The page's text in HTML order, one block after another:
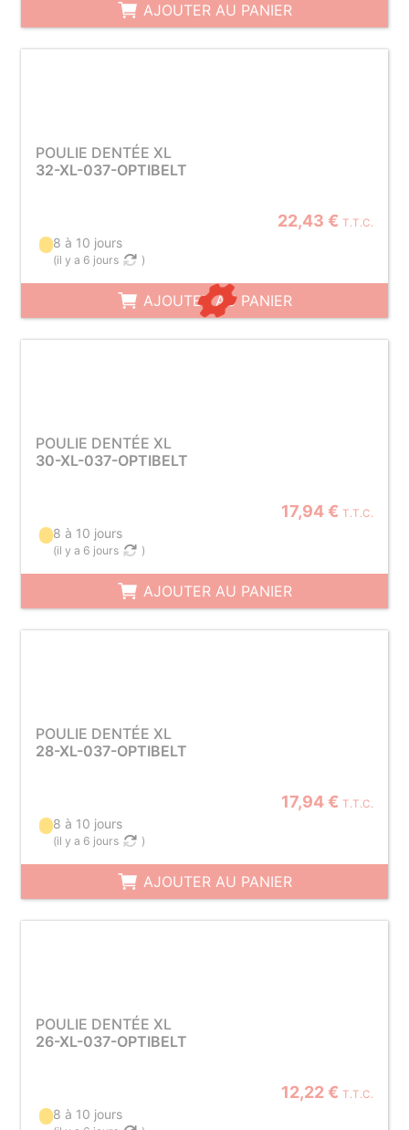
AJOUTER AU PANIER
POULIE DENTÉE XL
32-XL-037-OPTIBELT
22,43 € T.T.C.
8 à 10 jours
(il y a 6 jours )
AJOUTER AU PANIER
POULIE DENTÉE XL
30-XL-037-OPTIBELT
17,94 € T.T.C.
8 à 10 jours
(il y a 6 jours )
AJOUTER AU PANIER
POULIE DENTÉE XL
28-XL-037-OPTIBELT
17,94 € T.T.C.
8 à 10 jours
(il y a 6 jours )
AJOUTER AU PANIER
POULIE DENTÉE XL
26-XL-037-OPTIBELT
12,22 € T.T.C.
8 à 10 jours